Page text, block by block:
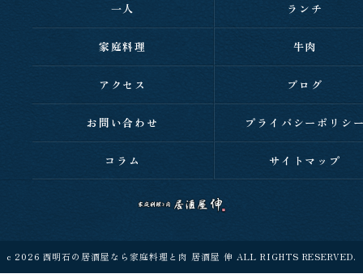
一人 ランチ
家庭料理 牛肉
アクセス ブログ
お問い合わせ プライバシーポリシ
コラム サイトマップ
c 2026 西明石の居酒屋なら家庭料理と肉 居酒屋 伸 ALL RIGHTS RESERVED.